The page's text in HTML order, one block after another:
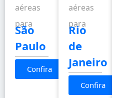
aéreas
para
São
Paulo
Confira
aéreas
para
Rio
de
Janeiro
Confira